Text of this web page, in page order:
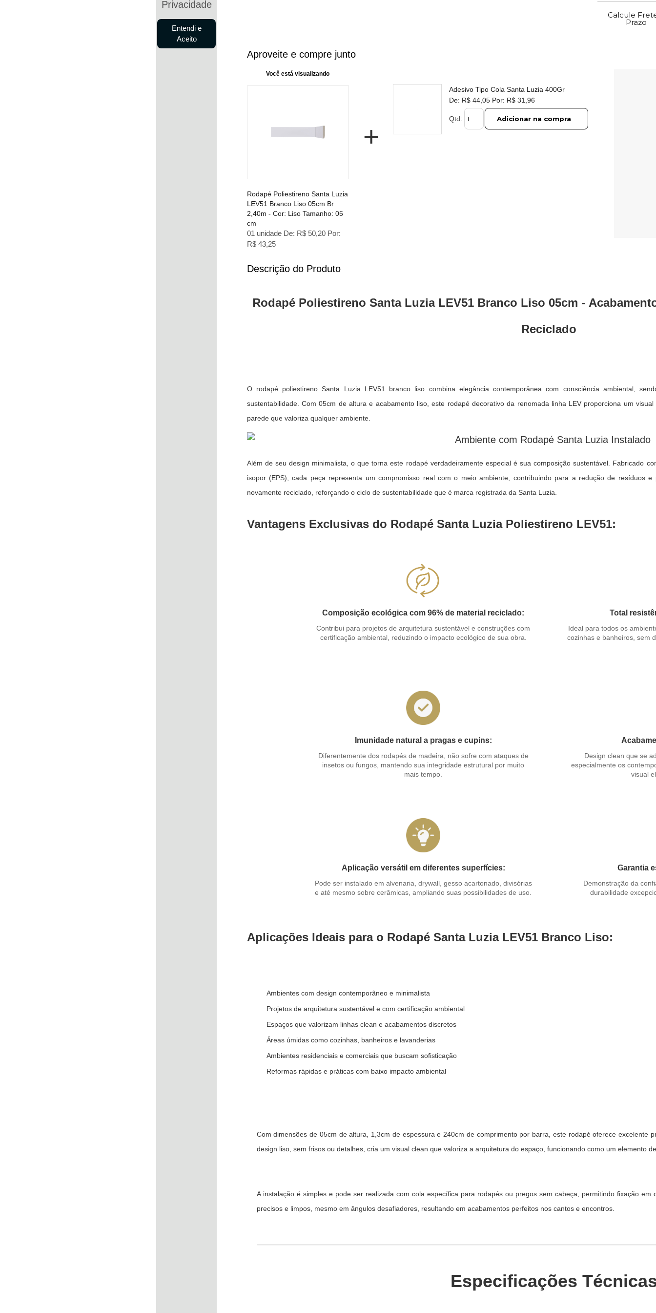
Privacidade
Entendi e
Aceito
Calcule
Prazo
Aproveite e compre junto
Você está visualizando
Rodapé Poliestireno Santa Luzia
LEV51 Branco Liso 05cm Br
2,40m - Cor: Liso Tamanho: 05
cm
01 unidade De: R$ 50,20 Por:
R$ 43,25
+
Adesivo Tipo Cola Santa Luzia 400Gr
De: R$ 44,05 Por: R$ 31,96
Qtd: Adicionar na compra
Descrição do Produto
Rodapé Poliestireno Santa Luzia LEV51 Branco Liso 05cm -
Reciclado
O rodapé poliestireno Santa Luzia LEV51 branco liso combina elegância contemporânea com consciência ambiental,
sustentabilidade. Com 05cm de altura e acabamento liso, este rodapé decorativo da renomada linha LEV proporciona um
parede que valoriza qualquer ambiente.
Além de seu design minimalista, o que torna este rodapé verdadeiramente especial é sua composição sustentável. Fabricado
isopor (EPS), cada peça representa um compromisso real com o meio ambiente, contribuindo para a redução de resíduos
novamente reciclado, reforçando o ciclo de sustentabilidade que é marca registrada da Santa Luzia.
Vantagens Exclusivas do Rodapé Santa Luzia Poliestireno LEV51:
Composição ecológica com 96% de material reciclado:
Contribui para projetos de arquitetura sustentável e construções com
certificação ambiental, reduzindo o impacto ecológico de sua obra.
Total
Ideal para todos os
cozinhas e banheiros, sem
Imunidade natural a pragas e cupins:
Diferentemente dos rodapés de madeira, não sofre com ataques de
insetos ou fungos, mantendo sua integridade estrutural por muito
mais tempo.
Design clean que se
especialmente os
visual
Aplicação versátil em diferentes superfícies:
Pode ser instalado em alvenaria, drywall, gesso acartonado, divisórias
e até mesmo sobre cerâmicas, ampliando suas possibilidades de uso.
Garantia
Demonstração da
durabilidade
Aplicações Ideais para o Rodapé Santa Luzia LEV51 Branco Liso:
Ambientes com design contemporâneo e minimalista
Projetos de arquitetura sustentável e com certificação ambiental
Espaços que valorizam linhas clean e acabamentos discretos
Áreas úmidas como cozinhas, banheiros e lavanderias
Ambientes residenciais e comerciais que buscam sofisticação
Reformas rápidas e práticas com baixo impacto ambiental
Com dimensões de 05cm de altura, 1,3cm de espessura e 240cm de comprimento por barra, este rodapé oferece excelente
design liso, sem frisos ou detalhes, cria um visual clean que valoriza a arquitetura do espaço, funcionando como um elemento
A instalação é simples e pode ser realizada com cola específica para rodapés ou pregos sem cabeça, permitindo fixação
precisos e limpos, mesmo em ângulos desafiadores, resultando em acabamentos perfeitos nos cantos e encontros.
Especificações